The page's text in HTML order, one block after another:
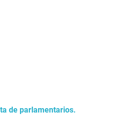
de parlamentarios.